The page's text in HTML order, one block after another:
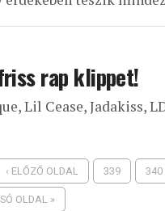
rap klippet!
Lil Cease, Jadakiss,
‹ ELŐZŐ OLDAL 339 340
OLDAL »